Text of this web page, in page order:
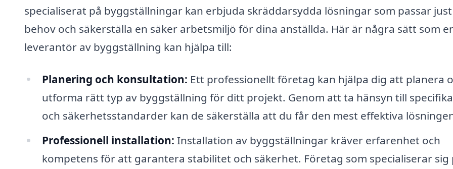
specialiserat på byggställningar kan erbjuda skräddarsydda lösningar som passar
behov och säkerställa en säker arbetsmiljö för dina anställda. Här är några sätt som
leverantör av byggställning kan hjälpa till:
Planering och konsultation: Ett professionellt företag kan hjälpa dig att planera
utforma rätt typ av byggställning för ditt projekt. Genom att ta hänsyn till
och säkerhetsstandarder kan de säkerställa att du får den mest effektiva
Professionell installation: Installation av byggställningar kräver erfarenhet och
kompetens för att garantera stabilitet och säkerhet. Företag som specialiserar sig